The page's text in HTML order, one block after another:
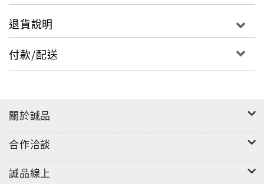
退貨說明
付款/配送
關於誠品
合作洽談
誠品線上